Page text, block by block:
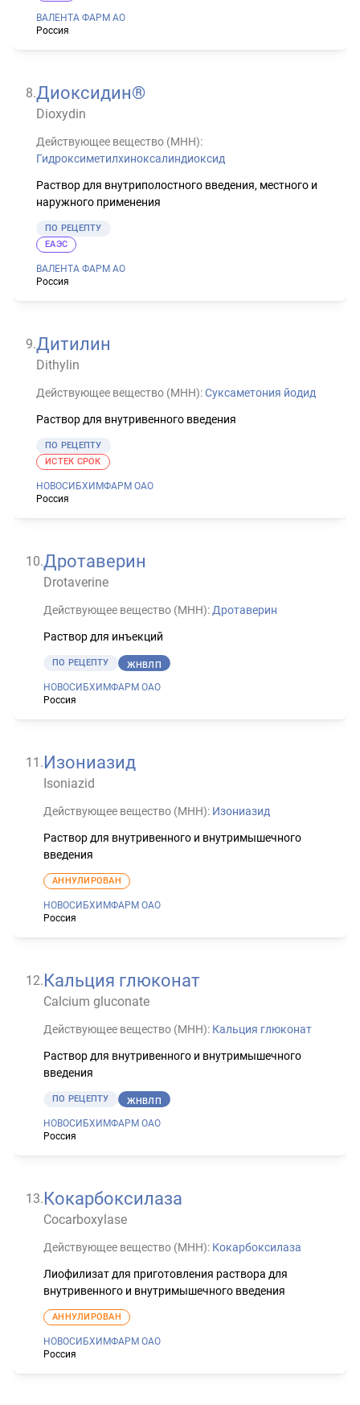
ВАЛЕНТА ФАРМ АО
Россия
8.Диоксидин®
Dioxydin
Действующее вещество (МНН):
Гидроксиметилхиноксалиндиоксид
Раствор для внутриполостного введения, местного и
наружного применения
ПО РЕЦЕПТУ
ВАЛЕНТА ФАРМ АО
Россия
ЕАЭС
9.Дитилин
Dithylin
Действующее вещество (МНН):Суксаметония йодид
Раствор для внутривенного введения
ПО РЕЦЕПТУ
НОВОСИБХИМФАРМ ОАО
Россия
ИСТЕК СРОК
10.Дротаверин
Drotaverine
Действующее вещество (МНН): Дротаверин
Раствор для инъекций
ПО РЕЦЕПТУ ЖНВЛП
НОВОСИБХИМФАРМ ОАО
Россия
11 .Изониазид
Isoniazid
Действующее вещество (МНН): Изониазид
Раствор для внутривенного и внутримышечного
введения
НОВОСИБХИМФАРМ ОАО
Россия
АННУЛИРОВАН
12.Кальция глюконат
Calcium gluconate
Действующее вещество (МНН): Кальция глюконат
Раствор для внутривенного и внутримышечного
введения
ПО РЕЦЕПТУ ЖНВЛП
НОВОСИБХИМФАРМ ОАО
Россия
13.Кокарбоксилаза
Cocarboxylase
Действующее вещество (МНН): Кокарбоксилаза
Лиофилизат для приготовления раствора для
внутривенного и внутримышечного введения
НОВОСИБХИМФАРМ ОАО
Россия
АННУЛИРОВАН